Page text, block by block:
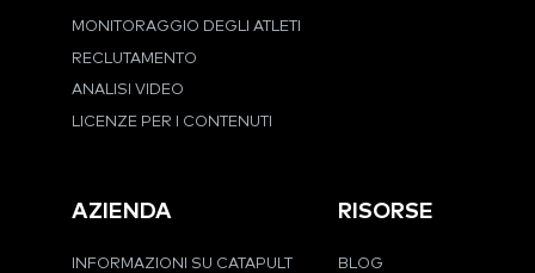
MONITORAGGIO DEGLI ATLETI
RECLUTAMENTO
ANALISI VIDEO
LICENZE PER I CONTENUTI
AZIENDA
INFORMAZIONI SU CATAPULT
RISORSE
BLOG